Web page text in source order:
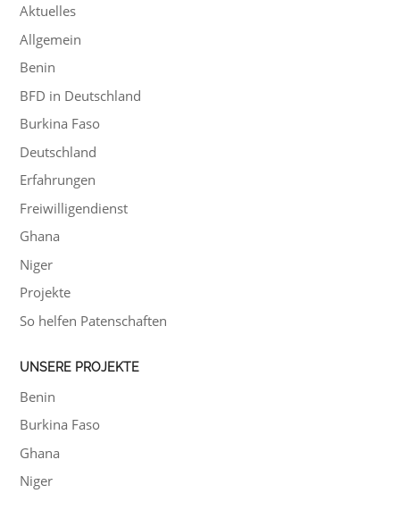
Aktuelles
Allgemein
Benin
BFD in Deutschland
Burkina Faso
Deutschland
Erfahrungen
Freiwilligendienst
Ghana
Niger
Projekte
So helfen Patenschaften
UNSERE PROJEKTE
Benin
Burkina Faso
Ghana
Niger